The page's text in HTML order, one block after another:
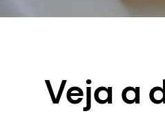
Veja a